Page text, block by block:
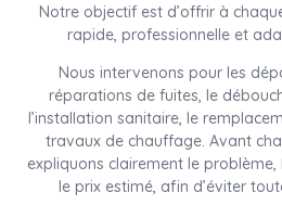
Notre objectif est d’offrir à
rapide, professionnelle et
Nous intervenons pour les
réparations de fuites, le
l’installation sanitaire, le
travaux de chauffage. Avant
expliquons clairement le
le prix estimé, afin d’éviter